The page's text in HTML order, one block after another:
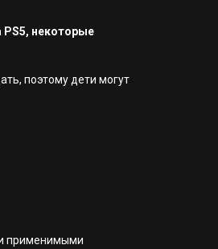
PS5, некоторые
поэтому дети могут
применимыми